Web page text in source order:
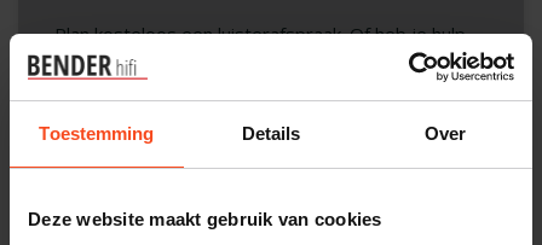
Toestemming Details Over
Deze website maakt gebruik van cookies
Plan kosteloos een luisterafspraak. Of heb je hulp
nodig bij je bestelling? Neem contact op met onze
klantenservice.
Interesse in product
Maak een luisterafspraak